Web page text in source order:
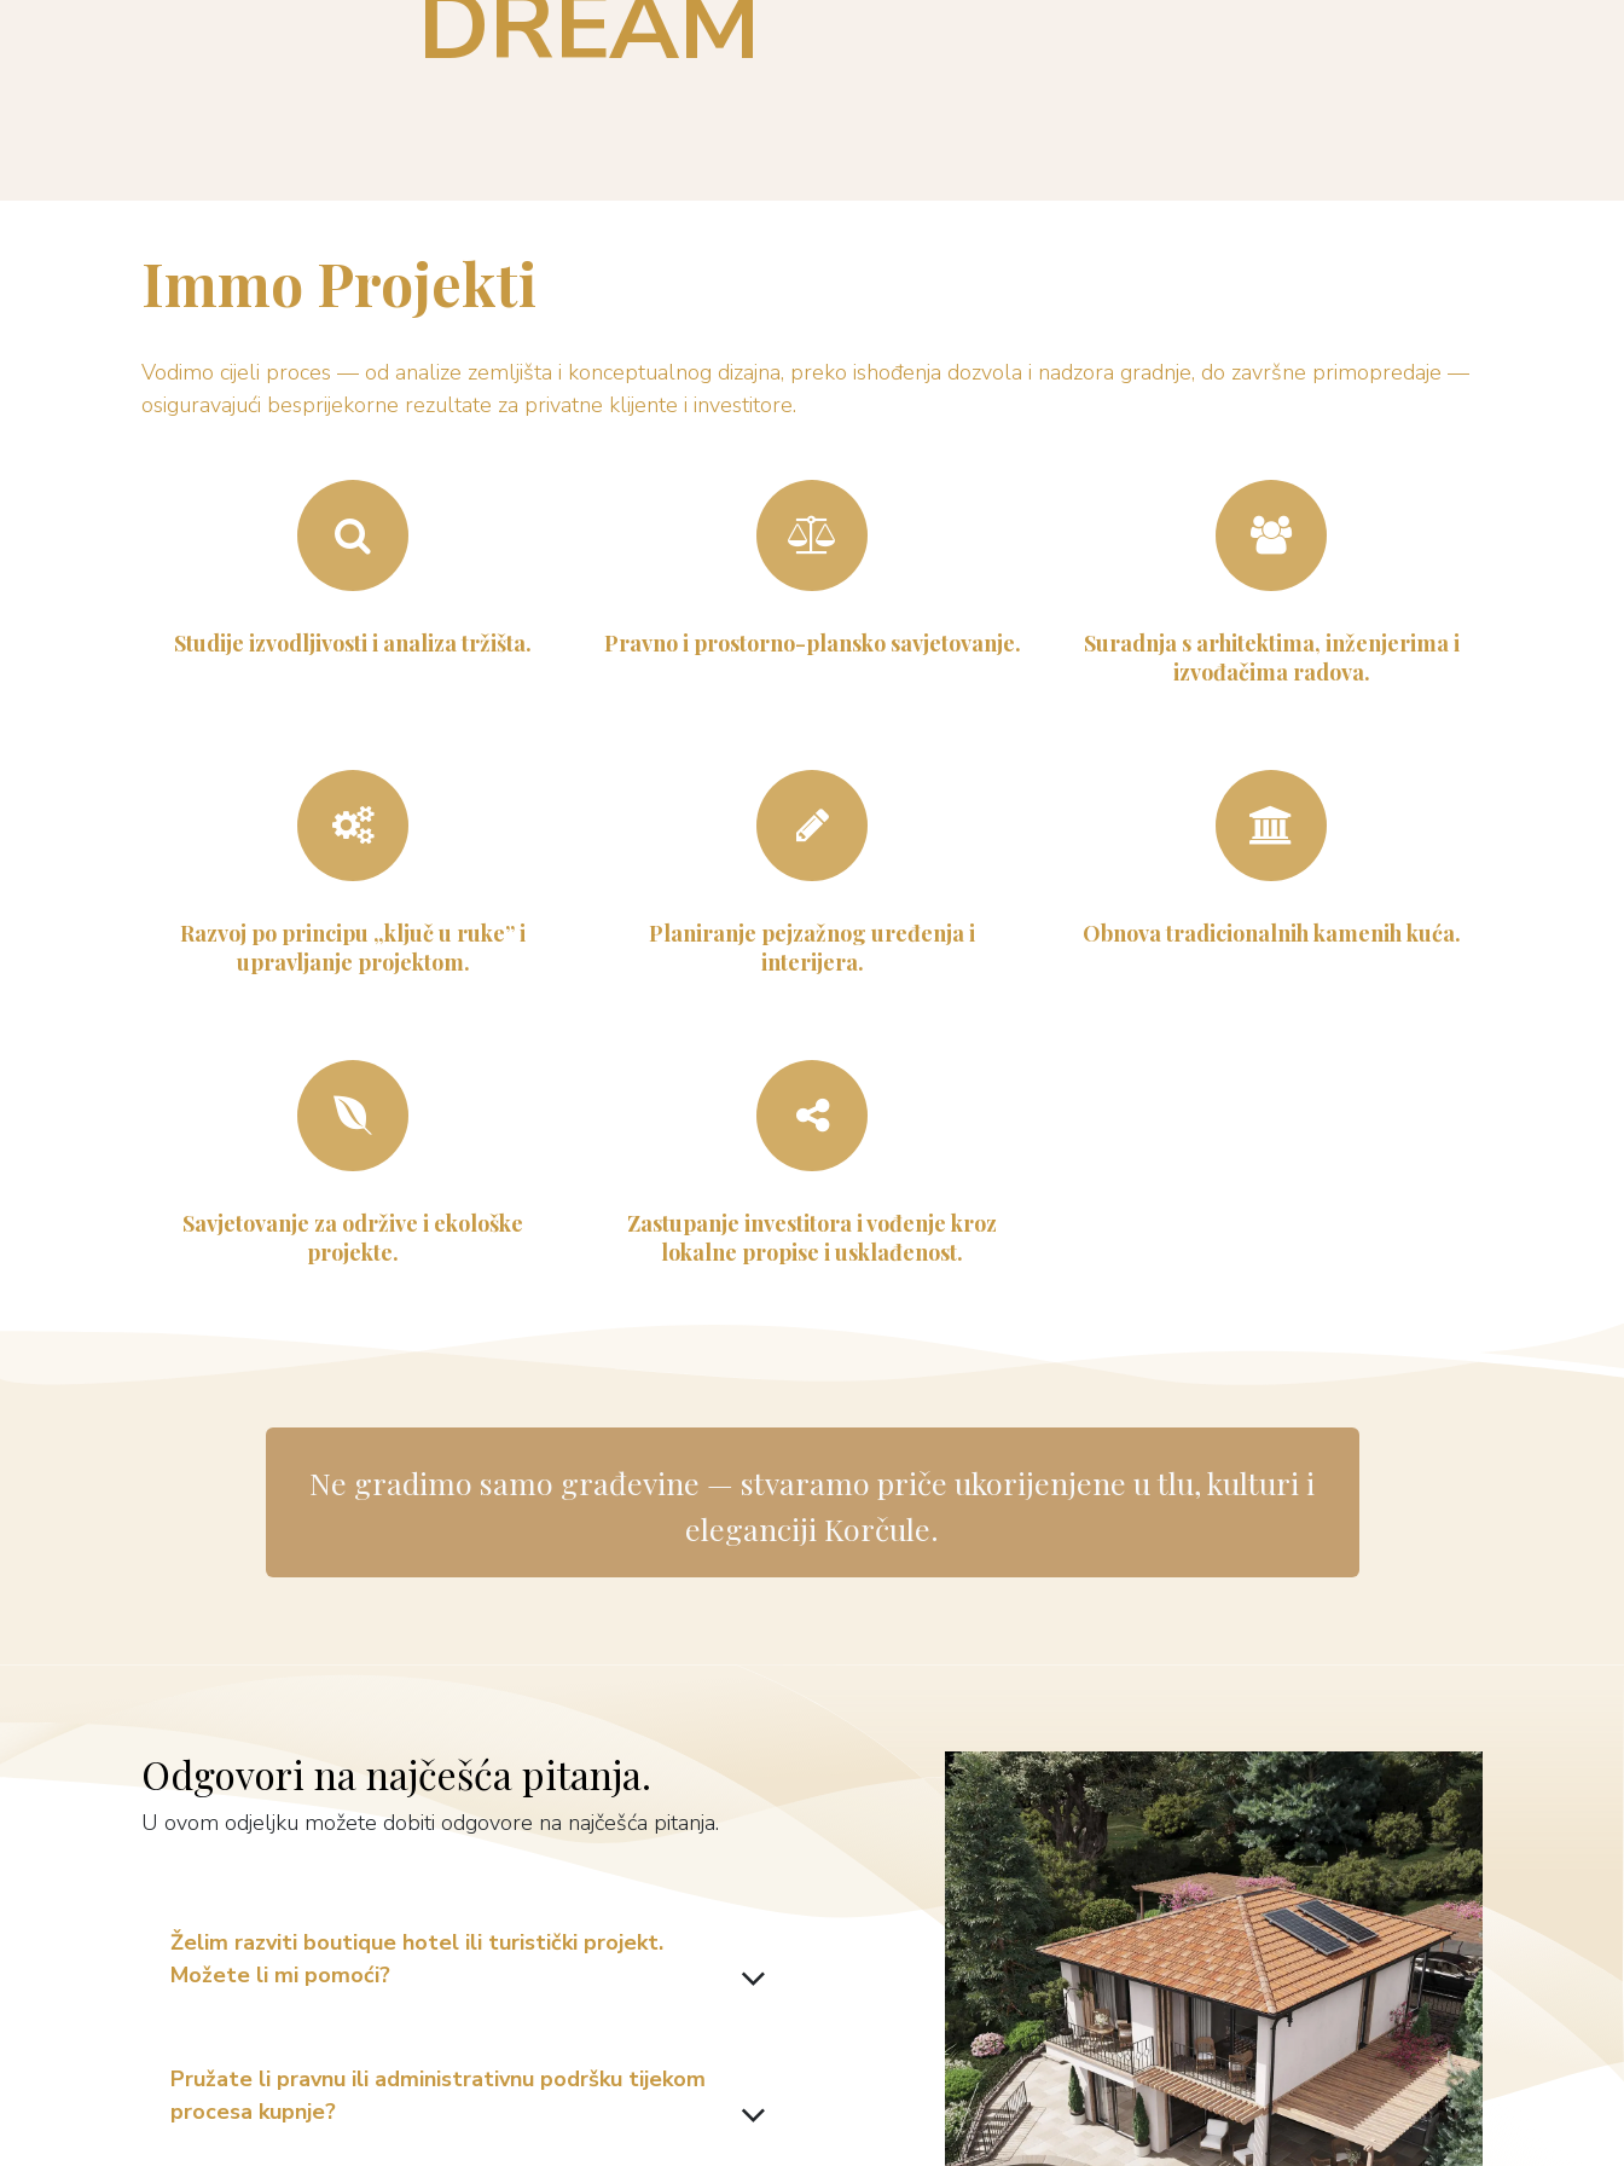
DREAM
Immo Projekti
Vodimo cijeli proces — od analize zemljišta i konceptualnog dizajna, preko ishođenja dozvola i nadzora gradnje, do završne primopredaje —
osiguravajući besprijekorne rezultate za privatne klijente i investitore.
Studije izvodljivosti i analiza tržišta. Pravno i prostorno-plansko savjetovanje.
Suradnja s arhitektima, inženjerima i
izvođačima radova.
Razvoj po principu „ključ u ruke” i
upravljanje projektom.
Planiranje pejzažnog uređenja i
interijera.
Obnova tradicionalnih kamenih kuća.
Savjetovanje za održive i ekološke
projekte.
Zastupanje investitora i vođenje kroz
lokalne propise i usklađenost.
Ne gradimo samo građevine — stvaramo priče ukorijenjene u tlu, kulturi i
eleganciji Korčule.
Odgovori na najčešća pitanja.
U ovom odjeljku možete dobiti odgovore na najčešća pitanja.
Želim razviti boutique hotel ili turistički projekt.
Možete li mi pomoći?
Pružate li pravnu ili administrativnu podršku tijekom
procesa kupnje?